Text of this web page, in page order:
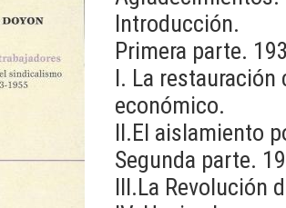
Introducción.
Primera parte.
I. La
económico.
II.El aislamiento
Segunda parte.
III.La Revolución